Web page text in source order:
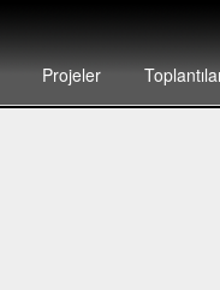
Projeler